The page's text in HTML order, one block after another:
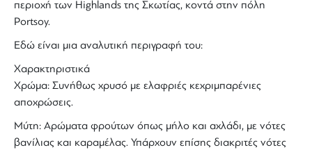
περιοχή των Highlands της Σκωτίας, κοντά στην πόλη
Portsoy.
Εδώ είναι μια αναλυτική περιγραφή του:
Χαρακτηριστικά
Χρώμα: Συνήθως χρυσό με ελαφριές κεχριμπαρένιες
αποχρώσεις.
Μύτη: Αρώματα φρούτων όπως μήλο και αχλάδι, με νότες
βανίλιας και καραμέλας. Υπάρχουν επίσης διακριτές νότες